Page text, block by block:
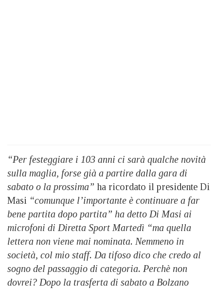
“Per festeggiare i 103 anni ci sarà qualche novità
sulla maglia, forse già a partire dalla gara di
sabato o la prossima” ha ricordato il presidente Di
Masi “comunque l’importante è continuare a far
bene partita dopo partita” ha detto Di Masi ai
microfoni di Diretta Sport Martedì “ma quella
lettera non viene mai nominata. Nemmeno in
società, col mio staff. Da tifoso dico che credo al
sogno del passaggio di categoria. Perchè non
dovrei? Dopo la trasferta di sabato a Bolzano